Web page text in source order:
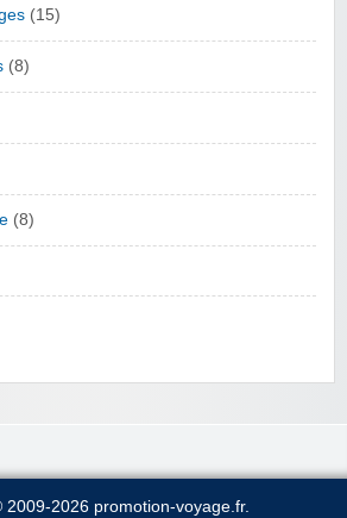
(15)
(8)
(8)
2009-2026 promotion-voyage.fr.